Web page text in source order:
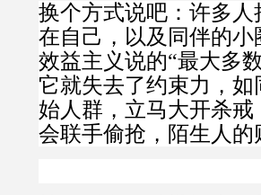
换个方式说吧：许多
在自己，以及同伴的
效益主义说的“最大多
它就失去了约束力，
始人群，立马大开杀
会联手偷抢，陌生人